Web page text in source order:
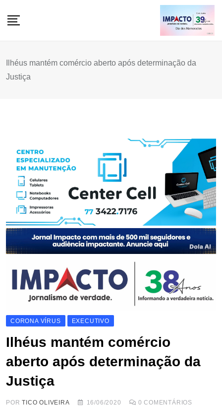
Ilhéus mantém comércio aberto após determinação da
Justiça
CORONA VÍRUS EXECUTIVO
Ilhéus mantém comércio
aberto após determinação da
Justiça
PORTICO OLIVEIRA 16/06/2020 0 COMENTÁRIOS